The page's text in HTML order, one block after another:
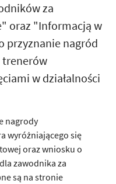
za
oraz "Informacją w
przyznanie nagród
trenerów
w działalności
nagrody
wyróżniającego się
oraz wniosku o
zawodnika za
są na stronie